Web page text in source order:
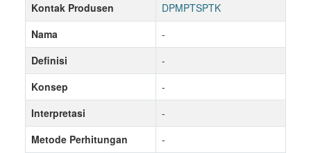
Kontak Produsen
DPMPTSPTK
Nama
-
Definisi
-
Konsep
-
Interpretasi
-
Metode Perhitungan
-